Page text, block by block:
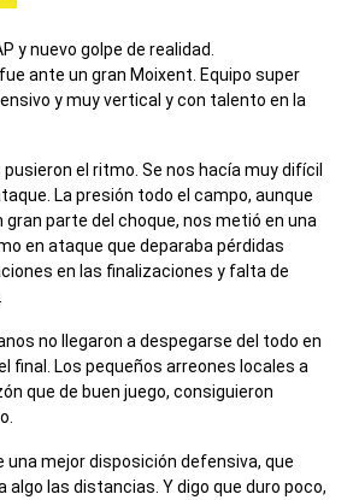
y nuevo golpe de realidad.
ante un gran Moixent. Equipo super
y muy vertical y con talento en la
pusieron el ritmo. Se nos hacía muy difícil
La presión todo el campo, aunque
gran parte del choque, nos metió en una
en ataque que deparaba pérdidas
en las finalizaciones y falta de
no llegaron a despegarse del todo en
final. Los pequeños arreones locales a
que de buen juego, consiguieron
una mejor disposición defensiva, que
algo las distancias. Y digo que duro poco,